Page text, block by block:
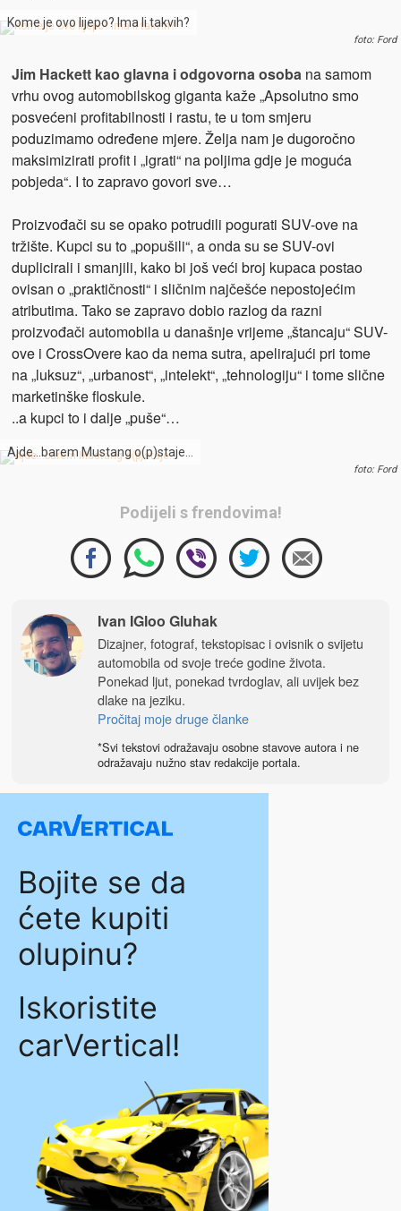
Kome je ovo lijepo? Ima li takvih?
foto: Ford
Jim Hackett kao glavna i odgovorna osobana samom
vrhu ovog automobilskog giganta kaže „Apsolutno smo
posvećeni profitabilnosti i rastu, te u tom smjeru
poduzimamo određene mjere. Želja nam je dugoročno
maksimizirati profit i „igrati“ na poljima gdje je moguća
pobjeda“. I to zapravo govori sve…
Proizvođači su se opako potrudili pogurati SUV-ove na
tržište. Kupci su to „popušili“, a onda su se SUV-ovi
duplicirali i smanjili, kako bi još veći broj kupaca postao
ovisan o „praktičnosti“ i sličnim najčešće nepostojećim
atributima. Tako se zapravo dobio razlog da razni
proizvođači automobila u današnje vrijeme „štancaju“ SUV-
ove i CrossOvere kao da nema sutra, apelirajući pri tome
na „luksuz“, „urbanost“, „intelekt“, „tehnologiju“ i tome slične
marketinške floskule.
..a kupci to i dalje „puše“…
Ajde…barem Mustang o(p)staje…
foto: Ford
Podijeli s frendovima!
Ivan IGloo Gluhak
Dizajner, fotograf, tekstopisac i ovisnik o svijetu
automobila od svoje treće godine života.
Ponekad ljut, ponekad tvrdoglav, ali uvijek bez
dlake na jeziku.
Pročitaj moje druge članke
*Svi tekstovi odražavaju osobne stavove autora i ne
odražavaju nužno stav redakcije portala.